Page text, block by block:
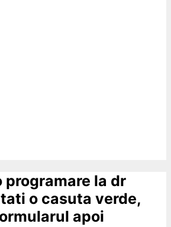
programare la dr
o casuta verde,
apoi